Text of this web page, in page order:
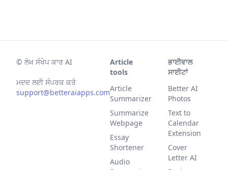
© ਲੇਖ ਸੰਖੇਪ ਕਾਰ AI
ਮਦਦ ਲਈ ਸੰਪਰਕ ਕਰੋ
support@betteraiapps.com
Article
tools
Article
Summarizer
Summarize
Webpage
Essay
Shortener
Audio
ਭਾਈਵਾਲ
ਸਾਈਟਾਂ
Better AI
Photos
Text to
Calendar
Extension
Cover
Letter AI